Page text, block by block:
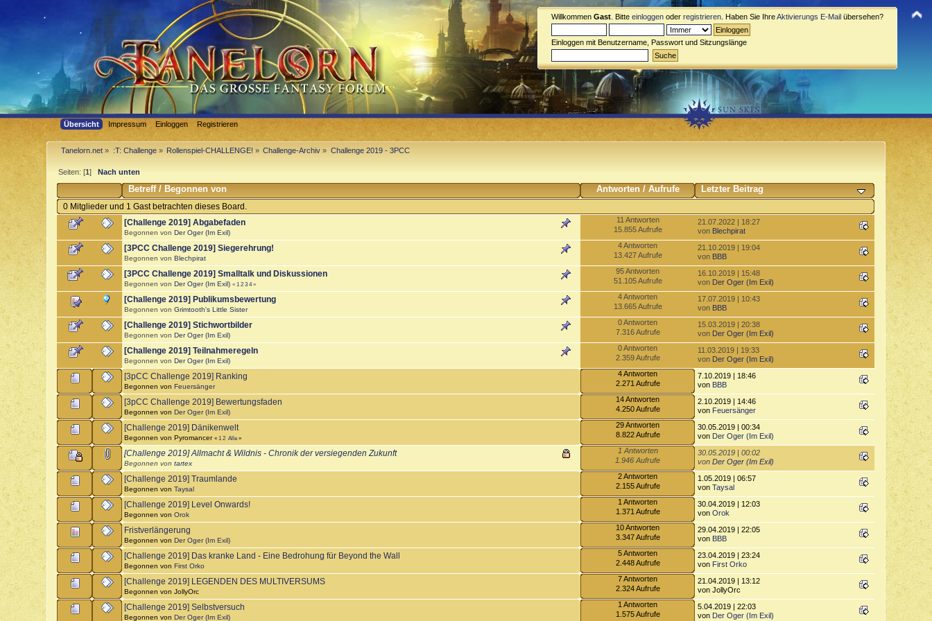
Willkommen Gast . Bitte einloggen oder registrieren . Haben Sie IhreAktivierungs E-Mail übersehen?
Einloggen mit Benutzername, Passwort und Sitzungslänge
Übersicht Impressum Einloggen Registrieren
Tanelorn.net » :T: Challenge» Rollenspiel-CHALLENGE! » Challenge-Archiv » Challenge 2019 - 3PCC
Seiten: [1]Nach unten
Betreff/Begonnen von Antworten/ Aufrufe Letzter Beitrag
0 Mitglieder und 1 Gast betrachten dieses Board.
[Challenge 2019] Abgabefaden
Begonnen vonDer Oger (Im Exil)
11 Antworten
15.855 Aufrufe
21.07.2022 | 18:27
von Blechpirat
[3PCC Challenge 2019] Siegerehrung!
Begonnen vonBlechpirat
4 Antworten
13.427 Aufrufe
21.10.2019 | 19:04
von BBB
[3PCC Challenge 2019] Smalltalk und Diskussionen
Begonnen vonDer Oger (Im Exil) «1 2 3 4»
95 Antworten
51.105 Aufrufe
16.10.2019 | 15:48
von Der Oger (Im Exil)
[Challenge 2019] Publikumsbewertung
Begonnen vonGrimtooth's Little Sister
4 Antworten
13.665 Aufrufe
17.07.2019 | 10:43
von BBB
[Challenge 2019] Stichwortbilder
Begonnen vonDer Oger (Im Exil)
0 Antworten
7.316 Aufrufe
15.03.2019 | 20:38
von Der Oger (Im Exil)
[Challenge 2019] Teilnahmeregeln
Begonnen vonDer Oger (Im Exil)
0 Antworten
2.359 Aufrufe
11.03.2019 | 19:33
von Der Oger (Im Exil)
[3pCC Challenge 2019] Ranking
Begonnen vonFeuersänger
4 Antworten
2.271 Aufrufe
7.10.2019 | 18:46
von BBB
[3pCC Challenge 2019] Bewertungsfaden
Begonnen vonDer Oger (Im Exil)
14 Antworten
4.250 Aufrufe
2.10.2019 | 14:46
von Feuersänger
[Challenge 2019] Dänikenwelt
Begonnen von Pyromancer«1 2 Alle »
29 Antworten
8.822 Aufrufe
30.05.2019 | 00:34
von Der Oger (Im Exil)
[Challenge 2019] Allmacht & Wildnis - Chronik der versiegenden Zukunft
Begonnen vontartex
1 Antworten
1.946 Aufrufe
30.05.2019 | 00:02
vonDer Oger (Im Exil)
[Challenge 2019] Traumlande
Begonnen vonTaysal
2 Antworten
2.155 Aufrufe
1.05.2019 | 06:57
vonTaysal
[Challenge 2019] Level Onwards!
Begonnen vonOrok
1 Antworten
1.371 Aufrufe
30.04.2019 | 12:03
vonOrok
Fristverlängerung
Begonnen vonDer Oger (Im Exil)
10 Antworten
3.347 Aufrufe
29.04.2019 | 22:05
von BBB
[Challenge 2019] Das kranke Land - Eine Bedrohung für Beyond the Wall
Begonnen vonFirst Orko
5 Antworten
2.448 Aufrufe
23.04.2019 | 23:24
von First Orko
[Challenge 2019] LEGENDEN DES MULTIVERSUMS
Begonnen von JollyOrc
7 Antworten
2.324 Aufrufe
21.04.2019 | 13:12
von JollyOrc
[Challenge 2019] Selbstversuch
Begonnen vonDer Oger (Im Exil)
1 Antworten
1.575 Aufrufe
5.04.2019 | 22:03
von Der Oger (Im Exil)